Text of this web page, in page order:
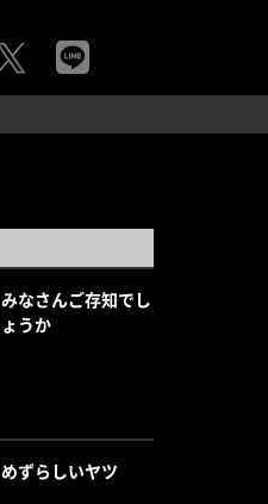
みなさんご存知でし
ょうか
めずらしいヤツ